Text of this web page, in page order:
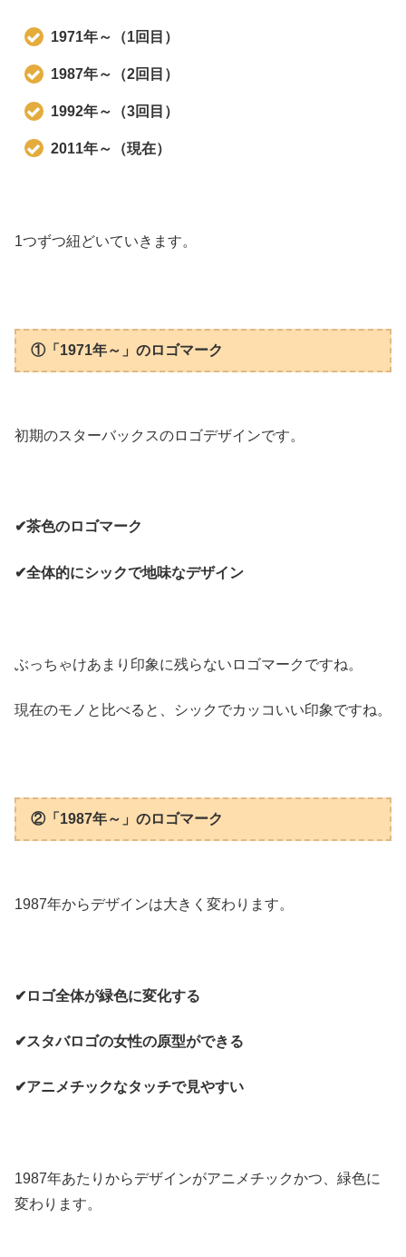
1971年～（1回目）
1987年～（2回目）
1992年～（3回目）
2011年～（現在）
1つずつ紐どいていきます。
①「1971年～」のロゴマーク
初期のスターバックスのロゴデザインです。
✔茶色のロゴマーク
✔全体的にシックで地味なデザイン
ぶっちゃけあまり印象に残らないロゴマークですね。
現在のモノと比べると、シックでカッコいい印象ですね。
②「1987年～」のロゴマーク
1987年からデザインは大きく変わります。
✔ロゴ全体が緑色に変化する
✔スタバロゴの女性の原型ができる
✔アニメチックなタッチで見やすい
1987年あたりからデザインがアニメチックかつ、緑色に
変わります。